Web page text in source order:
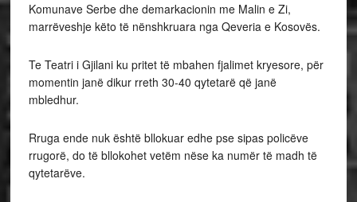
Komunave Serbe dhe demarkacionin me Malin e Zi,
marrëveshje këto të nënshkruara nga Qeveria e Kosovës.
Te Teatri i Gjilani ku pritet të mbahen fjalimet kryesore, për
momentin janë dikur rreth 30-40 qytetarë që janë
mbledhur.
Rruga ende nuk është bllokuar edhe pse sipas policëve
rrugorë, do të bllokohet vetëm nëse ka numër të madh të
qytetarëve.